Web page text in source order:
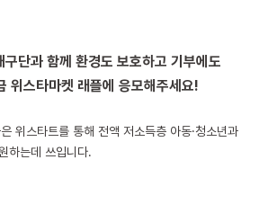
단과 함께 환경도 보호하고 기부에도
위스타마켓 래플에 응모해주세요!
위스타트를 통해 전액 저소득층 아동·청소년과
하는데 쓰입니다.